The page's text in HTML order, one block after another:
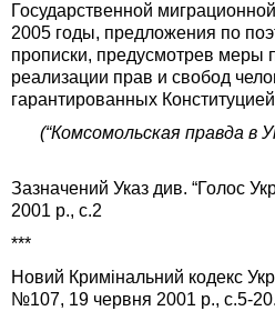
Государственной
2005 годы, предложения по
прописки, предусмотрев меры
реализации прав и свобод
гарантированных
(“Комсомольская правда в
Зазначений Указ див. “Голос
2001 р., с.2
***
Новий Кримінальний кодекс
№107, 19 червня 2001 р., с.5-20.